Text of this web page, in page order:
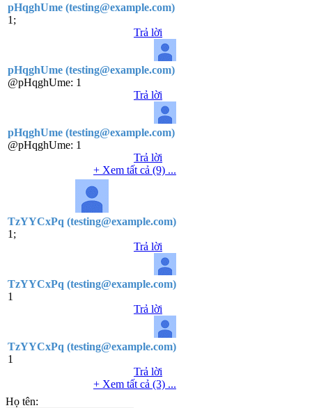
pHqghUme (testing@example.com)
1;
Trả lời
pHqghUme (testing@example.com)
@pHqghUme: 1
Trả lời
pHqghUme (testing@example.com)
@pHqghUme: 1
Trả lời
+ Xem tất cả (9) ...
TzYYCxPq (testing@example.com)
1;
Trả lời
TzYYCxPq (testing@example.com)
1
Trả lời
TzYYCxPq (testing@example.com)
1
Trả lời
+ Xem tất cả (3) ...
Họ tên: